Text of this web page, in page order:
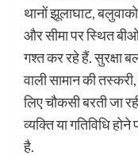
थानों झूलाघाट,
और सीमा पर स्थित
गश्त कर रहे हैं. सुरक्षा
वाली सामान की
लिए चौकसी बरती जा
व्यक्ति या गतिविधि
है.